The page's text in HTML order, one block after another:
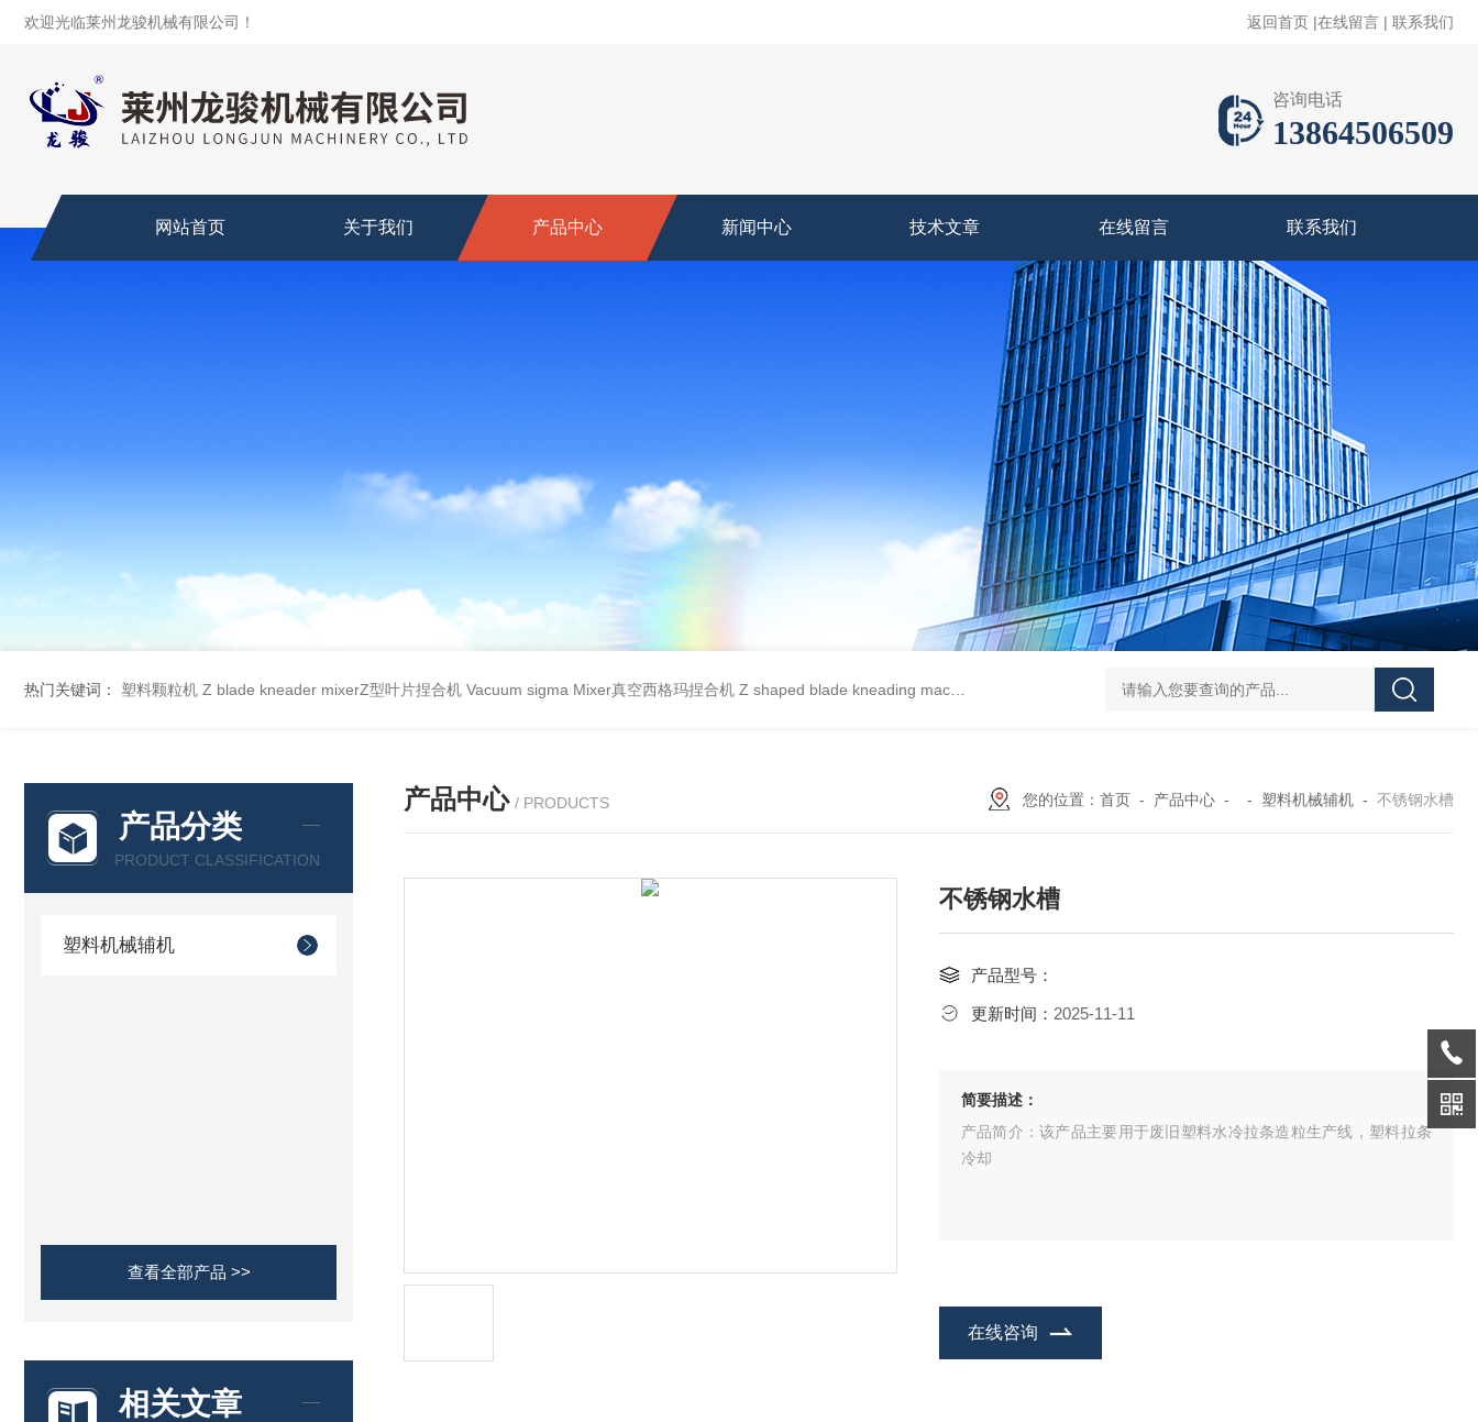
欢迎光临莱州龙骏机械有限公司！ 返回首页 |在线留言 | 联系我们
咨询电话
13864506509
网站首页 关于我们 产品中心 新闻中心 技术文章 在线留言 联系我们
热门关键词： 塑料颗粒机 Z blade kneader mixerZ型叶片捏合机 Vacuum sigma Mixer真空西格玛捏合机 Z shaped blade kneading machineZ型捏合机 Z shaped blade sigma mixerZ型捏合机 Vacuum Kneader真
产品分类
PRODUCT CLASSIFICATION
塑料机械辅机
查看全部产品 >>
相关文章
产品中心 / PRODUCTS 您的位置： 首页 - 产品中心 - - 塑料机械辅机 - 不锈钢水槽
不锈钢水槽
产品型号：
更新时间： 2025-11-11
简要描述：
产品简介：该产品主要用于废旧塑料水冷拉条造粒生产线，塑料拉条
冷却
在线咨询